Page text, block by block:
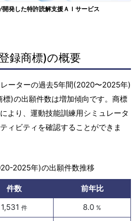
開発した特許読解支援ＡＩサービス
録商標)の概要
ーターの過去5年間(2020〜2025年)
)の出願件数は増加傾向です。商標
より、運動技能訓練用シミュレータ
ィビティを確認することができま
2025年)の出願件数推移
件数
前年比
1,531 件 8.0 %